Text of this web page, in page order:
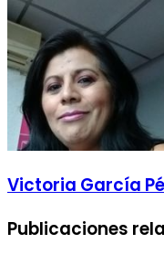
electrónico
Victoria García
Publicaciones